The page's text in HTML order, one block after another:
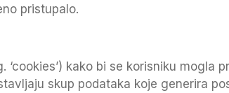
pristupalo.
kako bi se korisniku mogla
skup podataka koje generira